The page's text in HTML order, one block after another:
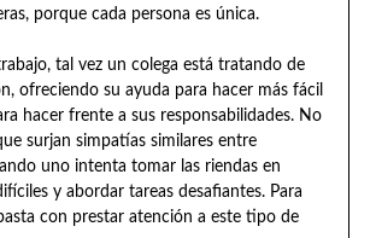
porque cada persona es única.
tal vez un colega está tratando de
ofreciendo su ayuda para hacer más fácil
hacer frente a sus responsabilidades. No
surjan simpatías similares entre
uno intenta tomar las riendas en
y abordar tareas desafiantes. Para
con prestar atención a este tipo de